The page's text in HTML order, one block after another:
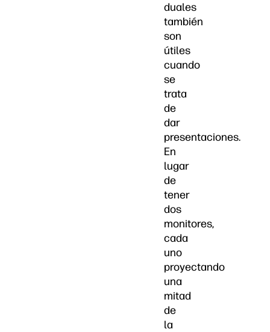
duales
también
son
útiles
cuando
se
trata
de
dar
presentaciones.
En
lugar
de
tener
dos
monitores,
cada
uno
proyectando
una
mitad
de
la